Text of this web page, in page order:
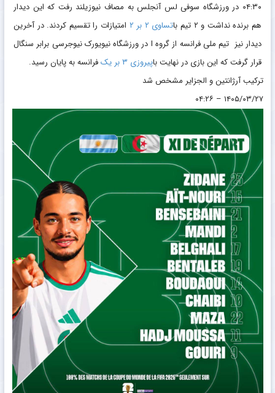
۰۴:۳۰ در ورزشگاه سوفی لس آنجلس به مصاف نیوزیلند رفت که این دیدار
هم برنده نداشت و ۲ تیم با
تساوی ۲ بر ۲
امتیازات را تقسیم کردند. در آخرین
دیدار نیز تیم ملی فرانسه از گروه I در ورزشگاه نیویورک نیوجرسی برابر سنگال
قرار گرفت که این بازی در نهایت باپیروزی ۳ بر یک
فرانسه به پایان رسید.
ترکیب آرژانتین و الجزایر مشخص شد
۱۴۰۵/۰۳/۲۷ – ۰۴:۲۶